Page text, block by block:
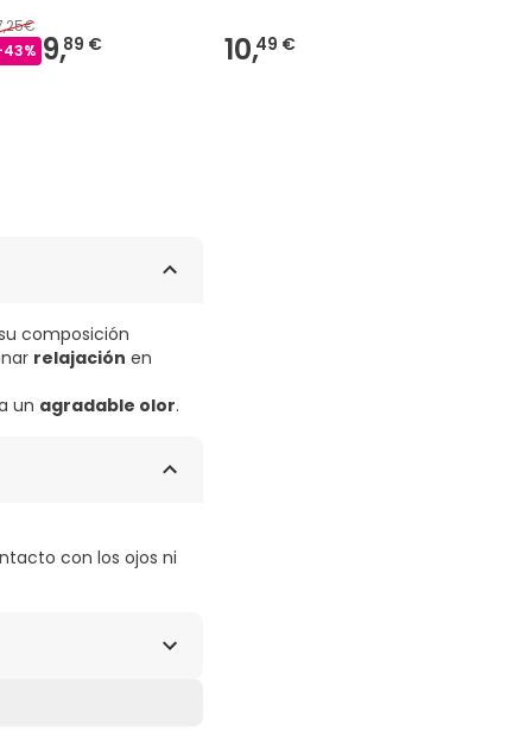
43% 9,89 € 10,49 €
composición
relajación en
un agradable olor.
con los ojos ni